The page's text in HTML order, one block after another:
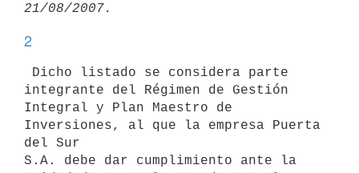
2
integrante del Régimen de Gestión
Integral y Plan Maestro de
Inversiones, al que la empresa Puerta
del Sur
S.A. debe dar cumplimiento ante la